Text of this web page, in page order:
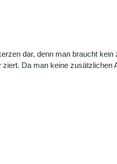
dar, denn man braucht
Da man keine